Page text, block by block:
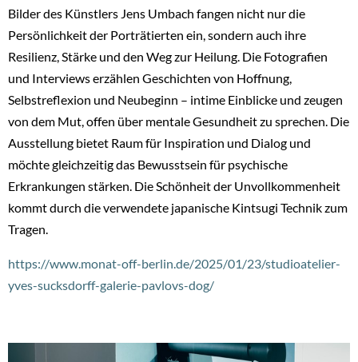
Bilder des Künstlers Jens Umbach fangen nicht nur die
Persönlichkeit der Porträtierten ein, sondern auch ihre
Resilienz, Stärke und den Weg zur Heilung. Die Fotografien
und Interviews erzählen Geschichten von Hoffnung,
Selbstreflexion und Neubeginn – intime Einblicke und zeugen
von dem Mut, offen über mentale Gesundheit zu sprechen. Die
Ausstellung bietet Raum für Inspiration und Dialog und
möchte gleichzeitig das Bewusstsein für psychische
Erkrankungen stärken. Die Schönheit der Unvollkommenheit
kommt durch die verwendete japanische Kintsugi Technik zum
Tragen.
https://www.monat-off-berlin.de/2025/01/23/studioatelier-
yves-sucksdorff-galerie-pavlovs-dog/